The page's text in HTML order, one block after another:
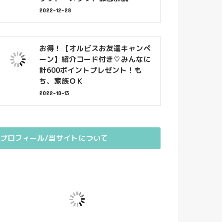
2022-12-28
お得！【オルビスお友達キャンペ
ーン】紹介コード付き♡みんなに
計600ポイントプレゼント！も
ち、家族ＯＫ
2022-10-13
プロフィール/当サイトについて